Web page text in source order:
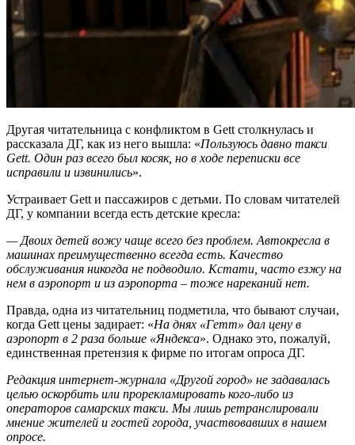
Другая читательница с конфликтом в Gett столкнулась и
рассказала ДГ, как из него вышла: «Пользуюсь давно такси
Gett. Один раз всего был косяк, но в ходе переписки все
исправили и извинились».
Устраивает Gett и пассажиров с детьми. По словам читателей
ДГ, у компании всегда есть детские кресла:
— Двоих детей вожу чаще всего без проблем. Автокресла в
машинах преимущественно всегда есть. Качество
обслуживания никогда не подводило. Кстати, часто езжу на
нем в аэропорт и из аэропорта – тоже нареканий нет.
Правда, одна из читательниц подметила, что бывают случаи,
когда Gett цены задирает: «На днях «Гетт» дал цену в
аэропорт в 2 раза больше «Яндекса». Однако это, пожалуй,
единственная претензия к фирме по итогам опроса ДГ.
Редакция интернет-журнала «Другой город» не задавалась
целью оскорбить или прорекламировать кого-либо из
операторов самарских такси. Мы лишь ретранслировали
мнение жителей и гостей города, участвовавших в нашем
опросе.